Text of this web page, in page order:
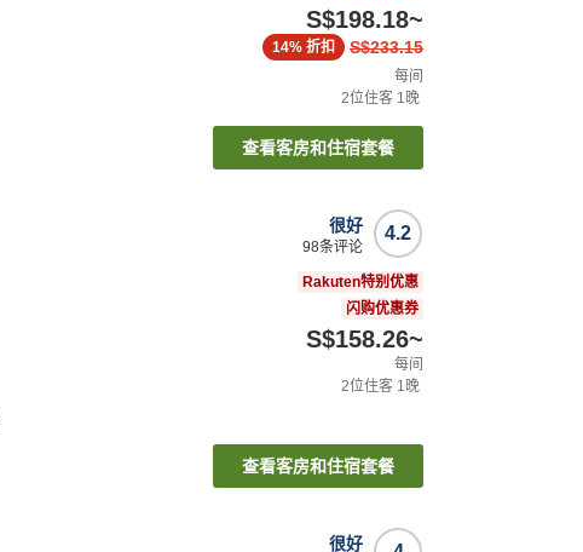
S$198.18~
S$233.15
14% 折扣
每间
2位住客 1晚
查看客房和住宿套餐
4.2
很好
98条评论
Rakuten特别优惠
闪购优惠券
S$158.26~
每间
2位住客 1晚
查看客房和住宿套餐
很好